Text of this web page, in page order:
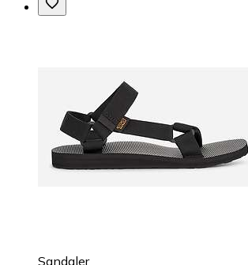
Sandaler